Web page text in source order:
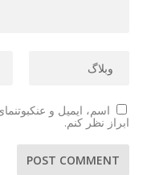
اسم، ایمیل و
ابراز نظر کنم.